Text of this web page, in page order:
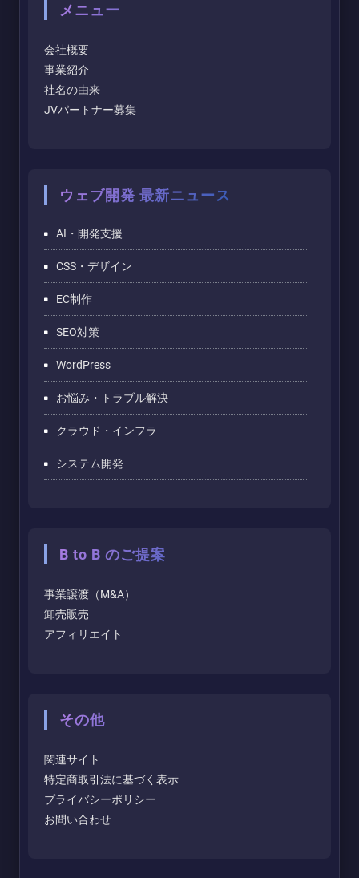
メニュー
会社概要
事業紹介
社名の由来
JVパートナー募集
ウェブ開発 最新ニュース
AI・開発支援
CSS・デザイン
EC制作
SEO対策
WordPress
お悩み・トラブル解決
クラウド・インフラ
システム開発
B to B のご提案
事業譲渡（M&A）
卸売販売
アフィリエイト
その他
関連サイト
特定商取引法に基づく表示
プライバシーポリシー
お問い合わせ